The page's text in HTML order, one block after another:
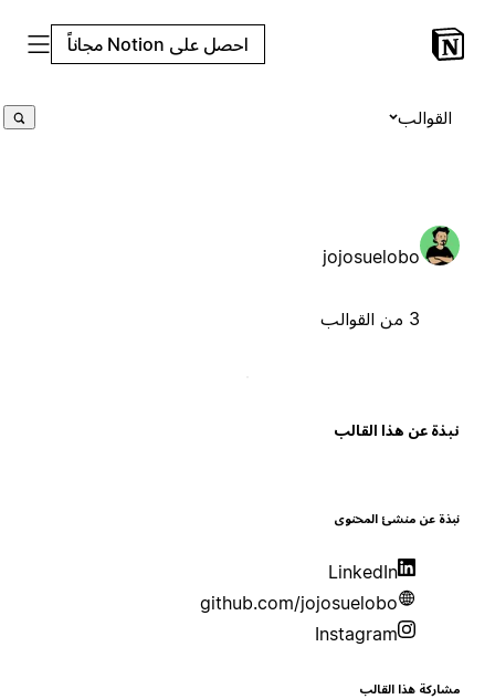
احصل على Notion مجاناً
القوالب
jojosuelobo
عن هذا القالب
عن منشئ المحتوى
LinkedIn
github.com/jojosuelobo
Instagram
هذا القالب